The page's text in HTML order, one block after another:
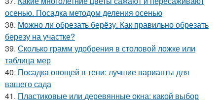
осенью. Посадка методом деления осенью
38. Можно ли обрезать берёзу. Как правильно обрезать
березу на участке?
39. Сколько грамм удобрения в столовой ложке или
таблица мер
40. Посадка овощей в тени: лучшие варианты для
вашего сада
41. Пластиковые или деревянные окна: какой выбор